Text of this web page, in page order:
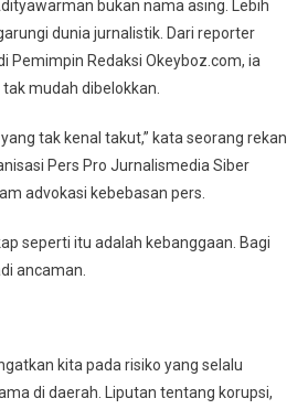
bukan nama asing. Lebih
dunia jurnalistik. Dari reporter
Pemimpin Redaksi Okeyboz.com, ia
mudah dibelokkan.
tak kenal takut,” kata seorang rekan
Pers Pro Jurnalismedia Siber
advokasi kebebasan pers.
seperti itu adalah kebanggaan. Bagi
ancaman.
kita pada risiko yang selalu
di daerah. Liputan tentang korupsi,